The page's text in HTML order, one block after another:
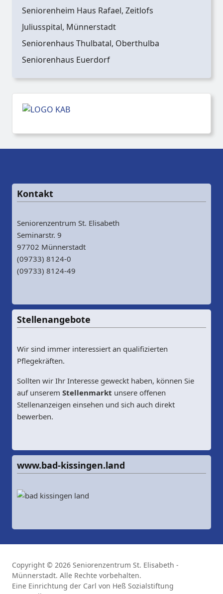
Seniorenheim Haus Rafael, Zeitlofs
Juliusspital, Münnerstadt
Seniorenhaus Thulbatal, Oberthulba
Seniorenhaus Euerdorf
Kontakt
Seniorenzentrum St. Elisabeth
Seminarstr. 9
97702 Münnerstadt
(09733) 8124-0
(09733) 8124-49
Stellenangebote
Wir sind immer interessiert an qualifizierten
Pflegekräften.
Sollten wir Ihr Interesse geweckt haben, können Sie
auf unserem Stellenmarkt unsere offenen
Stellenanzeigen einsehen und sich auch direkt
bewerben.
www.bad-kissingen.land
Copyright © 2026 Seniorenzentrum St. Elisabeth -
Münnerstadt. Alle Rechte vorbehalten.
Eine Einrichtung der Carl von Heß Sozialstiftung